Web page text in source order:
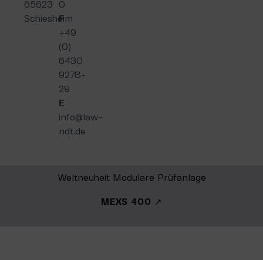
65623
Schiesheim
0
F
+49
(0)
6430
9278-
29
E
info@law-
ndt.de
Weltneuheit Modulare Prüfanlage
MEXS 400 ↗